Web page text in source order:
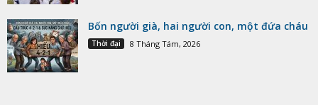
Bốn người già, hai người con, một đứa cháu
Thời đại 8 Tháng Tám, 2026